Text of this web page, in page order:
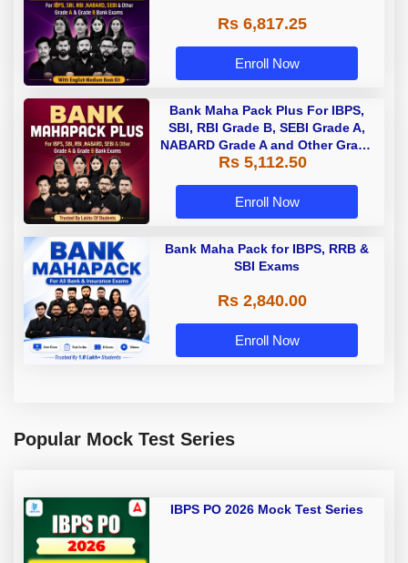
Rs 6,817.25
Enroll Now
Bank Maha Pack Plus For IBPS,
SBI, RBI Grade B, SEBI Grade A,
NABARD Grade A and Other Grade
A & Grade B Bank Exams
Rs 5,112.50
Enroll Now
Bank Maha Pack for IBPS, RRB &
SBI Exams
Rs 2,840.00
Enroll Now
Popular Mock Test Series
IBPS PO 2026 Mock Test Series